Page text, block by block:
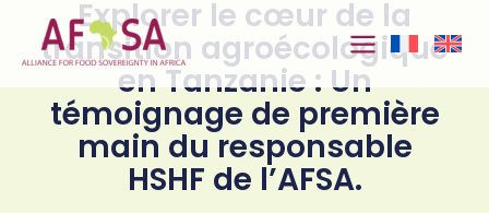
contenu
Explorer le cœur de la
transition agroécologique
en Tanzanie : Un
témoignage de première
main du responsable
HSHF de l’AFSA.